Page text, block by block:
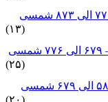
(۱۳)
(۲۵)
(۲۰)